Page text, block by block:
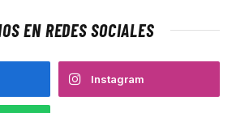
EN REDES SOCIALES
Instagram